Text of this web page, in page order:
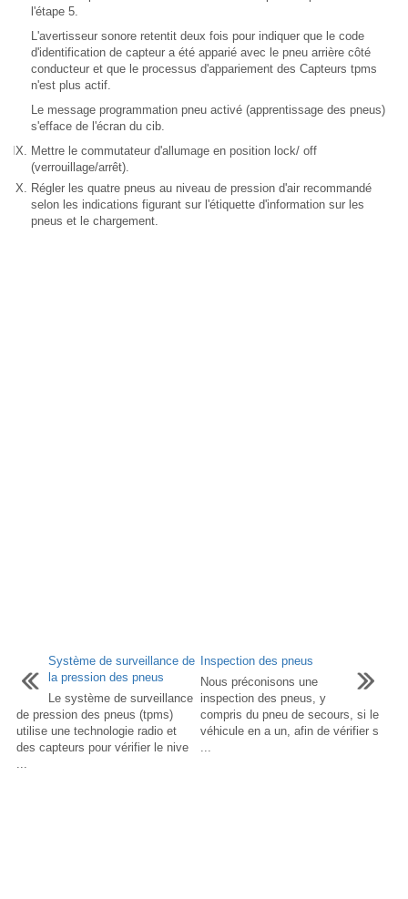
l'étape 5.
L'avertisseur sonore retentit deux fois pour indiquer que le code
d'identification de capteur a été apparié avec le pneu arrière côté
conducteur et que le processus d'appariement des Capteurs tpms
n'est plus actif.
Le message programmation pneu activé (apprentissage des pneus)
s'efface de l'écran du cib.
Mettre le commutateur d'allumage en position lock/ off
(verrouillage/arrêt).
Régler les quatre pneus au niveau de pression d'air recommandé
selon les indications figurant sur l'étiquette d'information sur les
pneus et le chargement.
Système de surveillance de
la pression des pneus
Le système de surveillance
de pression des pneus (tpms)
utilise une technologie radio et
des capteurs pour vérifier le nive
...
Inspection des pneus
Nous préconisons une
inspection des pneus, y
compris du pneu de secours, si le
véhicule en a un, afin de vérifier s
...